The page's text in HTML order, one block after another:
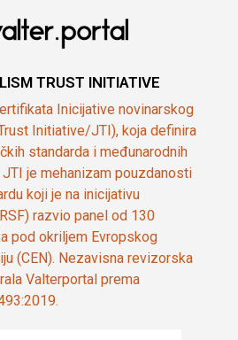
TRUST INITIATIVE
Inicijative novinarskog
Initiative/JTI), koja definira
standarda i međunarodnih
je mehanizam pouzdanosti
koji je na inicijativu
razvio panel od 130
pod okriljem Evropskog
(CEN). Nezavisna revizorska
Valterportal prema